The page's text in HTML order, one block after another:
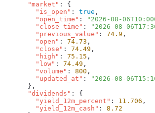
      "market"
        "is_open"
: true
        "open_time"
: "2026-08-
        "close_time"
: "2026-08-
        "previous_value"
: 74.9
        "open"
: 74.73
        "close"
: 74.49
        "high"
: 75.15
        "low"
: 74.49
        "volume"
: 800
        "updated_at"
:
      "dividends"
        "yield_12m_percent"
: 11.706
        "yield_12m_cash"
: